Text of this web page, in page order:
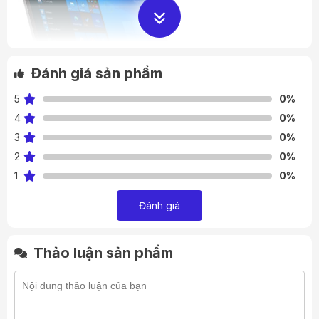
loại chắc chắn, mang lại cảm giác sang trọng và chuyên
nghiệp.
Kích thước và trọng lượng
theo trong túi xách.
Đánh giá sản phẩm
5
0%
4
0%
3
0%
2
0%
1
0%
Đánh giá
Thảo luận sản phẩm